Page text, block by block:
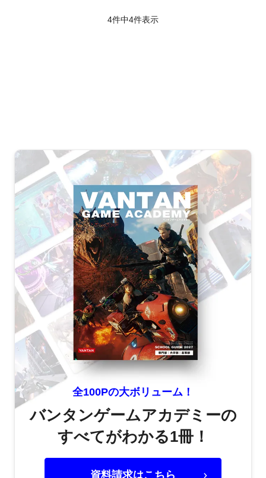
4件中4件表示
全100Pの大ボリューム！
バンタンゲームアカデミーの
すべてがわかる1冊！
資料請求はこちら